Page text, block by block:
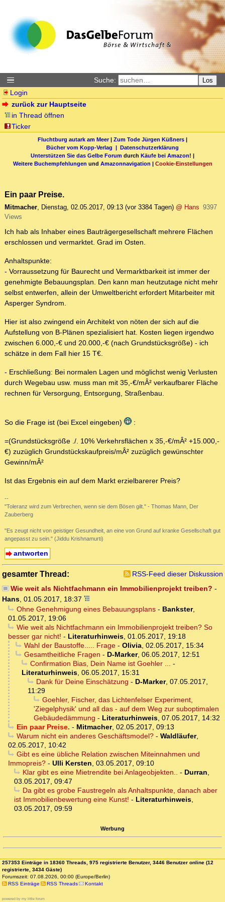
Suche: Los
Login
zurück zur Hauptseite
in Thread öffnen
Ticker
Fluchtburg autark am Meer| Zum Tode Jürgen Küßners |
Bücher vom Kopp-Verlag | Datenschutzerklärung
Unterstützen Sie das Gelbe Forum durch Käufe bei Amazon! |
Weitere Buchempfehlungen und Amazonnavigation | Cookie-Einstellungen
Ein paar Preise.
Mitmacher, Dienstag, 02.05.2017, 09:13 (vor 3384 Tagen) @ Hans 9397
Views
Ich hab als Inhaber eines Bauträgergesellschaft mehrere Flächen
erschlossen und vermarktet. Grad im Osten.
Anhaltspunkte:
- Vorraussetzung für Baurecht und Vermarktbarkeit ist immer der
genehmigte Bebauungsplan. Den kann man heutzutage nicht mehr
selbst entwerfen, allein der Umweltbericht erfordert Mitarbeiter mit
Asperger Syndrom.
Hier ist also zwingend ein Architekt von nöten der sich auf die
Aufstellung von B-Plänen spezialisiert hat. Kosten liegen irgendwo
zwischen 6.000,-€ und 20.000,-€ (nach Grundstücksgröße) - ich
schätze in dem Fall hier 15 T€.
- Erschließung: Bei normalen Lagen und möglichst wenig Verlusten
durch Wegebau usw. muss man mit 35,-€/mÂ² verkaufbarer Fläche
rechnen für Versorgung, Entsorgung, Straßenbau.
So die Frage ist (bei Excel eingeben) :
=(Grundstücksgröße ./. 10% Verkehrsflächen x 35,-€/mÂ² +15.000,-
€) zuzüglich Grundstückskaufpreis/mÂ² zuzüglich gewünschter
Gewinn/mÂ²
Ist das Ergebnis ein auf dem Markt erzielbarerer Preis?
--
"Toleranz wird zum Verbrechen, wenn sie dem Bösen gilt." - Thomas Mann, Der
Zauberberg
"Es zeugt nicht von geistiger Gesundheit, an eine von Grund auf kranke Gesellschaft gut
angepasst zu sein." (Jiddu Krishnamurti)
antworten
gesamter Thread:
RSS-Feed dieser Diskussion
Wie weit als Nichtfachmann ein Immobilienprojekt treiben? -
Hans, 01.05.2017, 18:37
Ohne Genehmigung eines Bebauungsplans- Bankster,
01.05.2017, 19:06
Wie weit als Nichtfachmann ein Immobilienprojekt treiben? So
besser gar nicht! - Literaturhinweis, 01.05.2017, 19:18
Wahl der Baustoffe..... Frage- Olivia, 02.05.2017, 15:34
Gesamtheitliche Fragen - D-Marker, 06.05.2017, 12:51
Confirmation Bias, Dein Name ist Goehler ... -
Literaturhinweis, 06.05.2017, 15:31
Dank für Deine Einschätzung - D-Marker, 07.05.2017,
11:29
Goehler, Fischer, das Lichtenfelser Experiment,
'Ziegelphysik' und all das - auf dem Weg zur suboptimalen
Gebäudedämmung - Literaturhinweis, 07.05.2017, 14:32
Ein paar Preise. - Mitmacher, 02.05.2017, 09:13
Warum nicht ein anderes Geschäftsmodel?- Waldläufer,
02.05.2017, 10:42
Gibt es eine übliche Relation zwischen Miteinnahmen und
Immopreis? - Ulli Kersten, 03.05.2017, 09:10
Klar gibt es eine Mietrendite bei Anlageobjekten.. - Durran,
03.05.2017, 09:47
Da gibt es grobe Faustregeln als Anhaltspunkte, danach aber
ist Immobilienbewertung eine Kunst! - Literaturhinweis,
03.05.2017, 09:59
Werbung
257353 Einträge in 18360 Threads, 975 registrierte Benutzer, 3446 Benutzer online (12
registrierte, 3434 Gäste)
Forumszeit: 07.08.2026, 00:00 (Europe/Berlin)
RSS Einträge
RSS Threads Kontakt
powered by my little forum